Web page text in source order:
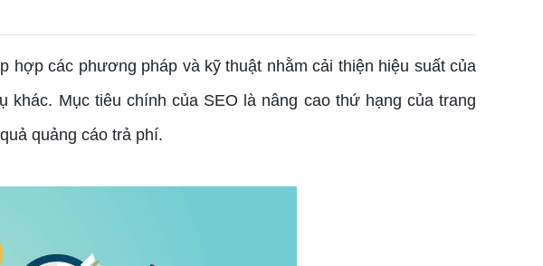
các phương pháp và kỹ thuật nhằm cải thiện hiệu suất của
Mục tiêu chính của SEO là nâng cao thứ hạng của trang
quảng cáo trả phí.